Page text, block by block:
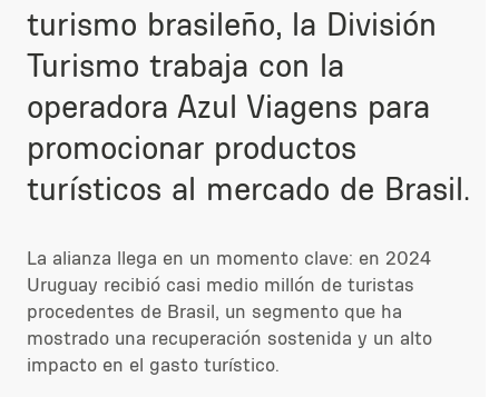
turismo brasileño, la División
Turismo trabaja con la
operadora Azul Viagens para
promocionar productos
turísticos al mercado de Brasil.
La alianza llega en un momento clave: en 2024
Uruguay recibió casi medio millón de turistas
procedentes de Brasil, un segmento que ha
mostrado una recuperación sostenida y un alto
impacto en el gasto turístico.